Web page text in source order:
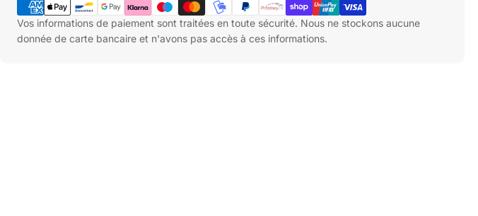
paiement
Vos informations de paiement sont traitées en toute sécurité. Nous ne stockons aucune
donnée de carte bancaire et n'avons pas accès à ces informations.